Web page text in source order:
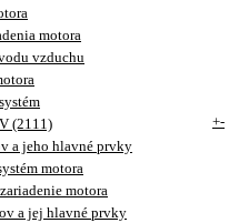
motora
vzduchu
(2111)
+-
a jeho hlavné prvky
motora
motora
a jej hlavné prvky